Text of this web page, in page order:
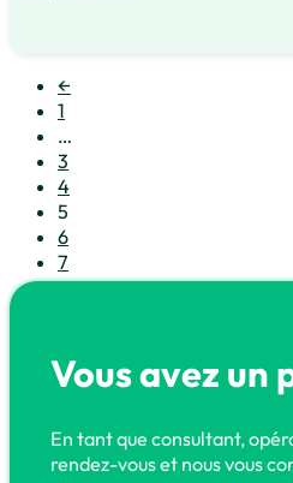
←
1
…
3
4
5
6
7
…
Vous avez un
En tant que consultant,
rendez-vous et nous vous